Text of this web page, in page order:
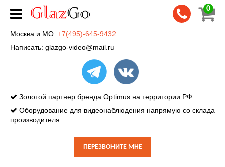
0
Москва и МО: +7(495)-645-9432
Написать: glazgo-video@mail.ru
Золотой партнер бренда Optimus на территории РФ
Оборудование для видеонаблюдения напрямую со склада
производителя
ПЕРЕЗВОНИТЕ МНЕ